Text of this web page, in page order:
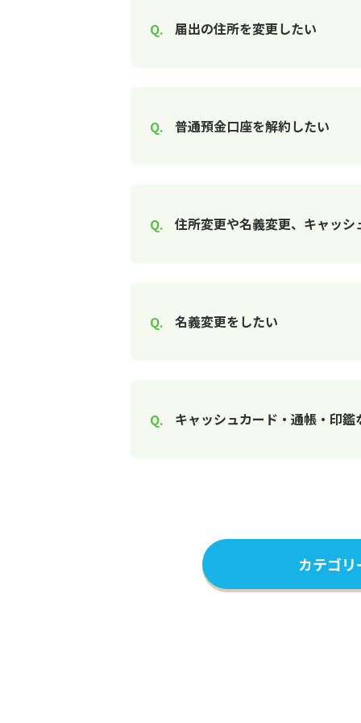
届出の住所を変更したい
普通預金口座を解約したい
住所変更や名義変更、キャッ
名義変更をしたい
キャッシュカード・通帳・印
カテゴ